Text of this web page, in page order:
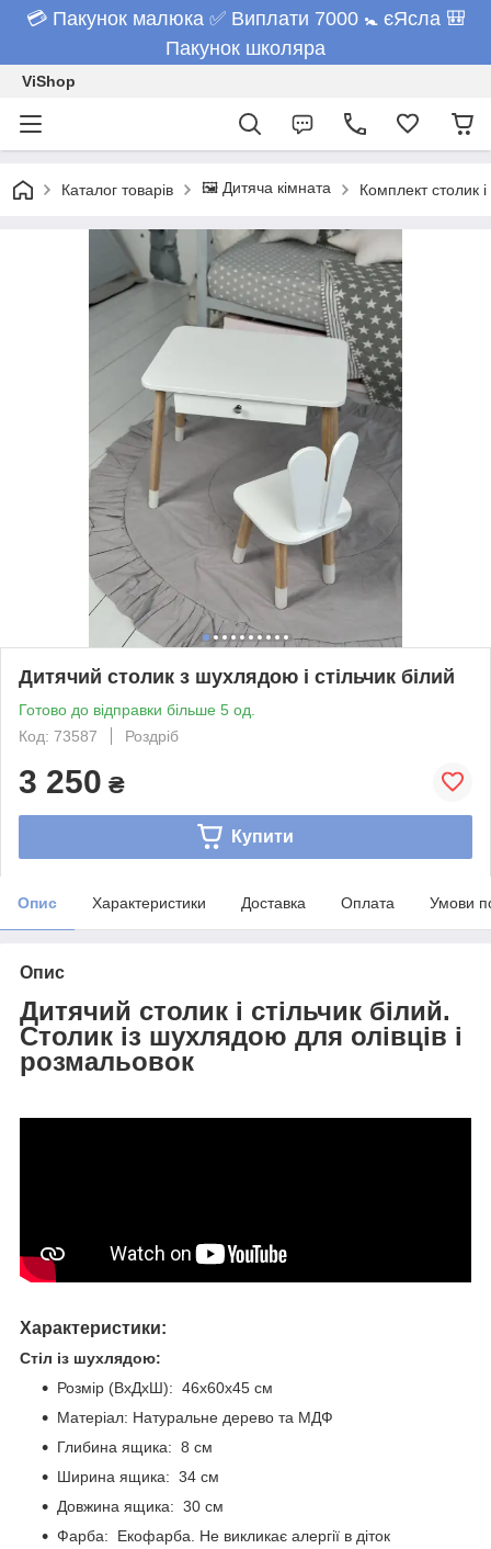
💳 Пакунок малюка ✅ Виплати 7000 🚼 єЯсла 🎒
Пакунок школяра
ViShop
Каталог товарів 🖼️ Дитяча кімната Комплект столик і
Дитячий столик з шухлядою і стільчик білий
Готово до відправки більше 5 од.
Код: 73587
Роздріб
3 250 ₴
Купити
Опис Характеристики Доставка Оплата Умови
Опис
Дитячий столик і стільчик білий.
Столик із шухлядою для олівців і
розмальовок
Характеристики:
Стіл із шухлядою:
Розмір (ВхДхШ): 46х60х45 см
Матеріал: Натуральне дерево та МДФ
Глибина ящика: 8 см
Ширина ящика: 34 см
Довжина ящика: 30 см
Фарба: Екофарба. Не викликає алергії в діток